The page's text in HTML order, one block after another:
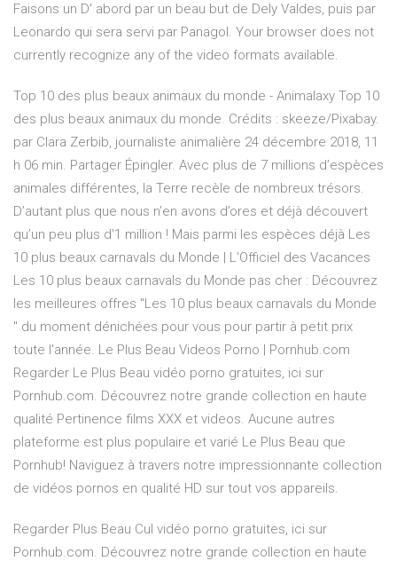
Faisons un D' abord par un beau but de Dely Valdes, puis par
Leonardo qui sera servi par Panagol. Your browser does not
currently recognize any of the video formats available.
Top 10 des plus beaux animaux du monde - Animalaxy Top 10
des plus beaux animaux du monde. Crédits : skeeze/Pixabay.
par Clara Zerbib, journaliste animalière 24 décembre 2018, 11
h 06 min. Partager Épingler. Avec plus de 7 millions d’espèces
animales différentes, la Terre recèle de nombreux trésors.
D’autant plus que nous n’en avons d’ores et déjà découvert
qu’un peu plus d’1 million ! Mais parmi les espèces déjà Les
10 plus beaux carnavals du Monde | L'Officiel des Vacances
Les 10 plus beaux carnavals du Monde pas cher : Découvrez
les meilleures offres "Les 10 plus beaux carnavals du Monde
" du moment dénichées pour vous pour partir à petit prix
toute l'année. Le Plus Beau Videos Porno | Pornhub.com
Regarder Le Plus Beau vidéo porno gratuites, ici sur
Pornhub.com. Découvrez notre grande collection en haute
qualité Pertinence films XXX et videos. Aucune autres
plateforme est plus populaire et varié Le Plus Beau que
Pornhub! Naviguez à travers notre impressionnante collection
de vidéos pornos en qualité HD sur tout vos appareils.
Regarder Plus Beau Cul vidéo porno gratuites, ici sur
Pornhub.com. Découvrez notre grande collection en haute